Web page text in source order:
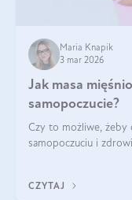
Maria Knapik
3 mar 2026
Jak masa
samopoczucie?
Czy to możliwe, żeby
samopoczuciu i
wyjaśnimy.
CZYTAJ